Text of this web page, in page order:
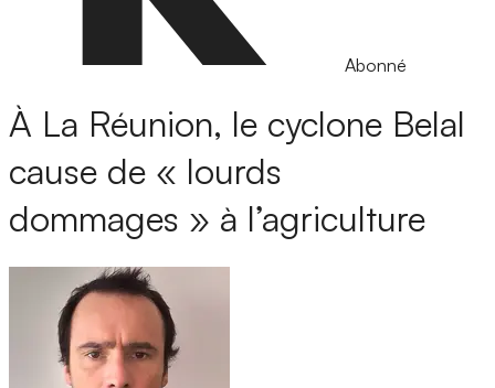
Abonné
À La Réunion, le cyclone Belal
cause de « lourds
dommages » à l’agriculture